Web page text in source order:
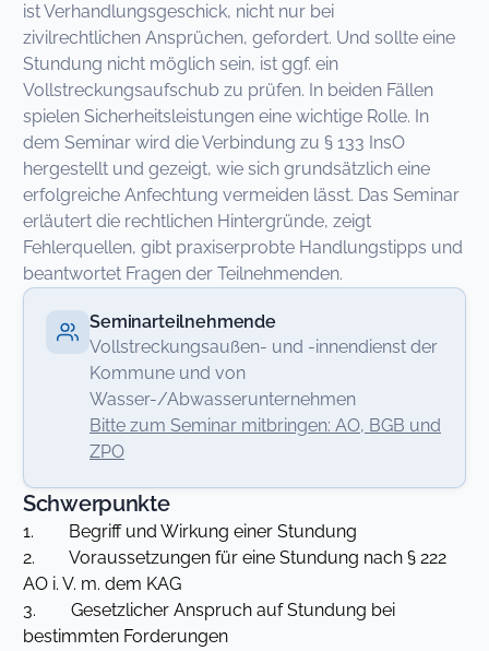
ist Verhandlungsgeschick, nicht nur bei
zivilrechtlichen Ansprüchen, gefordert. Und sollte eine
Stundung nicht möglich sein, ist ggf. ein
Vollstreckungsaufschub zu prüfen. In beiden Fällen
spielen Sicherheitsleistungen eine wichtige Rolle. In
dem Seminar wird die Verbindung zu § 133 InsO
hergestellt und gezeigt, wie sich grundsätzlich eine
erfolgreiche Anfechtung vermeiden lässt. Das Seminar
erläutert die rechtlichen Hintergründe, zeigt
Fehlerquellen, gibt praxiserprobte Handlungstipps und
beantwortet Fragen der Teilnehmenden.
Seminarteilnehmende
Vollstreckungsaußen- und -innendienst der
Kommune und von
Wasser-/Abwasserunternehmen
Bitte zum Seminar mitbringen: AO, BGB und
ZPO
Schwerpunkte
1. Begriff und Wirkung einer Stundung
2. Voraussetzungen für eine Stundung nach § 222
AO i. V. m. dem KAG
3. Gesetzlicher Anspruch auf Stundung bei
bestimmten Forderungen